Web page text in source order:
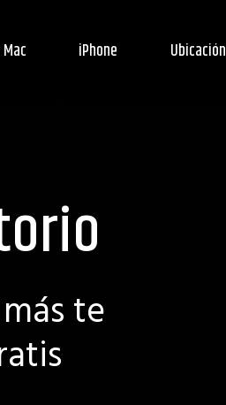
Mac iPhone Ubicación
te